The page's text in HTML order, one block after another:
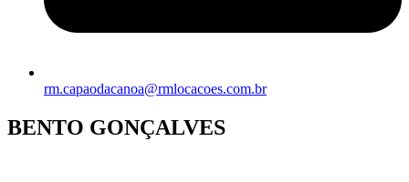
rm.capaodacanoa@rmlocacoes.com.br
BENTO GONÇALVES